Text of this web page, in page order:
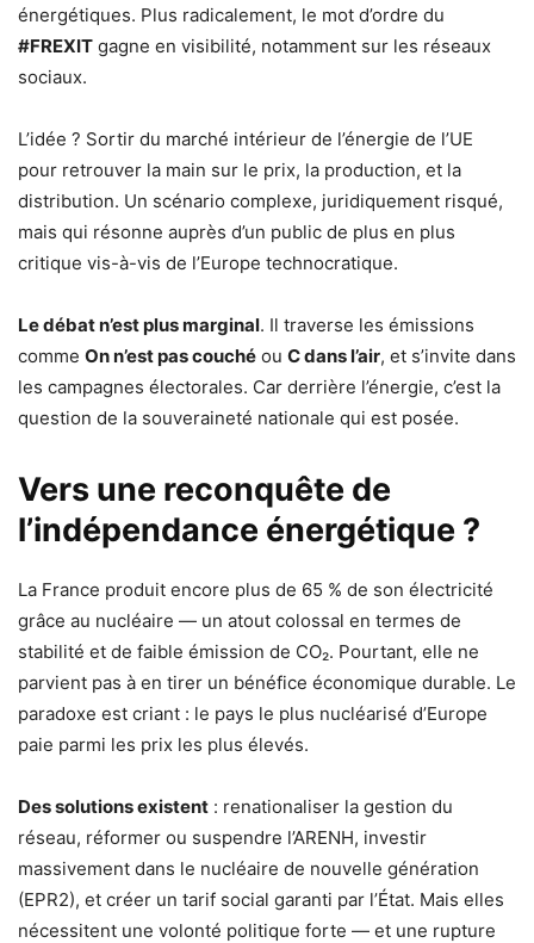
énergétiques. Plus radicalement, le mot d’ordre du
#FREXIT gagne en visibilité, notamment sur les réseaux
sociaux.
L’idée ? Sortir du marché intérieur de l’énergie de l’UE
pour retrouver la main sur le prix, la production, et la
distribution. Un scénario complexe, juridiquement risqué,
mais qui résonne auprès d’un public de plus en plus
critique vis-à-vis de l’Europe technocratique.
Le débat n’est plus marginal. Il traverse les émissions
comme On n’est pas couché ou C dans l’air, et s’invite dans
les campagnes électorales. Car derrière l’énergie, c’est la
question de la souveraineté nationale qui est posée.
Vers une reconquête de
l’indépendance énergétique ?
La France produit encore plus de 65 % de son électricité
grâce au nucléaire — un atout colossal en termes de
stabilité et de faible émission de CO₂. Pourtant, elle ne
parvient pas à en tirer un bénéfice économique durable. Le
paradoxe est criant : le pays le plus nucléarisé d’Europe
paie parmi les prix les plus élevés.
Des solutions existent : renationaliser la gestion du
réseau, réformer ou suspendre l’ARENH, investir
massivement dans le nucléaire de nouvelle génération
(EPR2), et créer un tarif social garanti par l’État. Mais elles
nécessitent une volonté politique forte — et une rupture